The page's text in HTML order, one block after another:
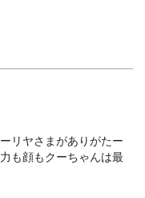
リヤさまがありがたー
も顔もクーちゃんは最